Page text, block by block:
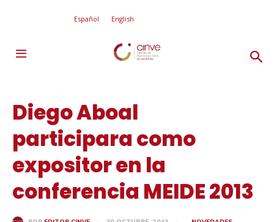
Español English
Diego Aboal
participara como
expositor en la
conferencia MEIDE 2013